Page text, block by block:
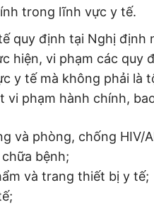
trong lĩnh vực y tế.
quy định tại Nghị định
hiện, vi phạm các quy
y tế mà không phải là
vi phạm hành chính,
và phòng, chống HIV/
bệnh;
và trang thiết bị y tế;